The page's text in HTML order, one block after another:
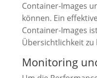
Container-Images
können. Ein
Container-Images
Übersichtlichkeit zu
Monitoring